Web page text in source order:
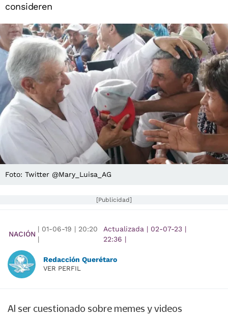
consideren
Foto: Twitter @Mary_Luisa_AG
[Publicidad]
NACIÓN
| 01-06-19 | 20:20
|
Actualizada | 02-07-23 |
22:36 |
Redacción Querétaro
VER PERFIL
Al ser cuestionado sobre memes y videos